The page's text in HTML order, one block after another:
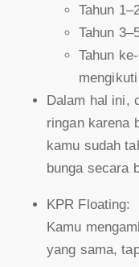
Tahun
Tahun
Tahun
Dalam hal ini,
ringan karena
kamu sudah
bunga secara
KPR Floating:
Kamu
yang sama,